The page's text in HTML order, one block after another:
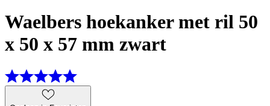
Waelbers hoekanker met ril 50
x 50 x 57 mm zwart